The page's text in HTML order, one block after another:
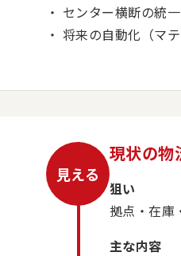
センター横断の統
将来の自動化（マ
見える
現状の
狙い
拠点・在庫
主な内容